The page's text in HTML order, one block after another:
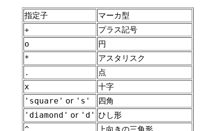
指定子
マーカ型
+
プラス記号
o 円
* アスタリスク
. 点
x 十字
'square' or 's' 四角
'diamond' or 'd' ひし形
^